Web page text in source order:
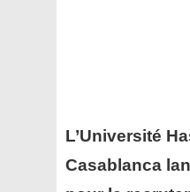
L’Université
Casablanca